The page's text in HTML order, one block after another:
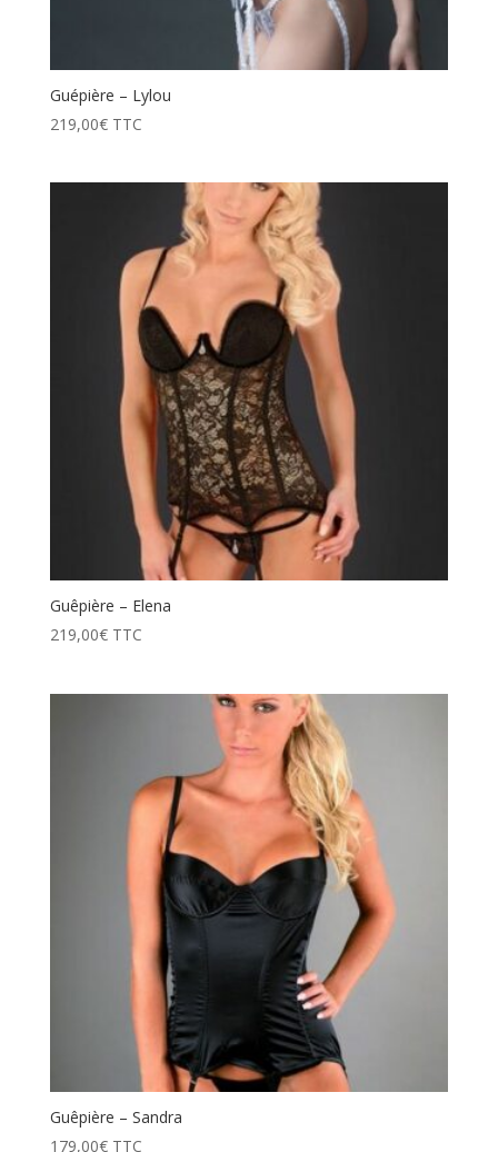
Guépière – Lylou
219,00€ TTC
Guêpière – Elena
219,00€ TTC
Guêpière – Sandra
179,00€ TTC